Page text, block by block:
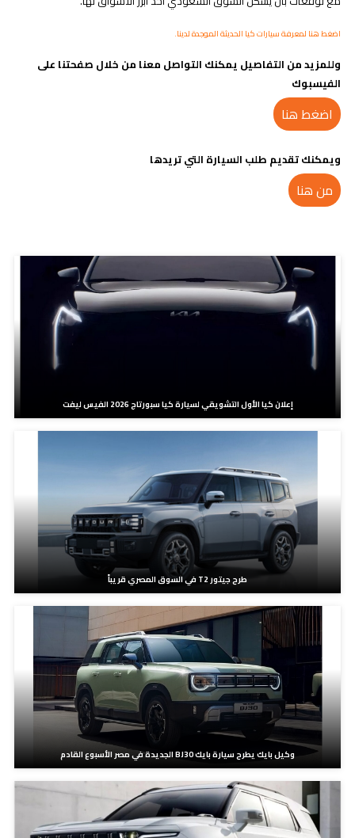
اضغط هنا لمعرفة سيارات كيا الحديثة الموجدة لدينا.
وللمزيد من التفاصيل يمكنك التواصل معنا من خلال صفحتنا على
الفيسبوك
اضغط هنا
ويمكنك تقديم طلب السيارة التي تريدها
من هنا
إعلان كيا الأول التشويقي لسيارة كيا سبورتاج 2026 الفيس ليفت
طرح جيتور T2 في السوق المصري قريباً
وكيل بايك يطرح سيارة بايك BJ30 الجديدة في مصر الأسبوع القادم